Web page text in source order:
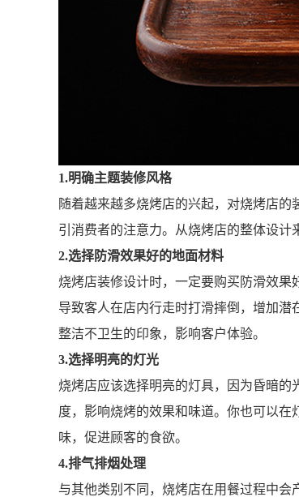
1.明确主题装修风格
随着越来越多烧烤店的兴起，对烧烤店
引消费者的注意力。从烧烤店的整体设计
2.选择防滑效果好的地面材料
烧烤店装修设计时，一定要购买防滑效
导致客人在店内行走时打滑摔倒，增加
整洁不卫生的印象，影响客户体验。
3.选择明亮的灯光
烧烤店应该选择明亮的灯具，因为昏暗
度，影响烧烤的效果和味道。你也可以
味，促进顾客的食欲。
4.排气排烟处理
与其他类别不同，烧烤店在用餐过程中